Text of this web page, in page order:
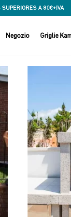
A 80€+IVA
Negozio Griglie